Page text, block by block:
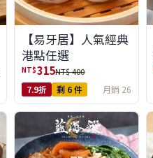
【易牙居】人氣經典
港點任選
NT$315NT$ 400
7.9折 剩 6 件 月銷 26